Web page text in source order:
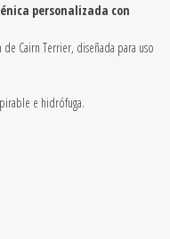
personalizada con
Cairn Terrier, diseñada para uso
e hidrófuga.